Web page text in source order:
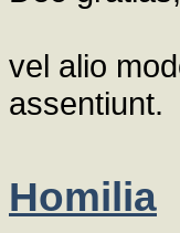
vel alio
assentiunt.
Homilia